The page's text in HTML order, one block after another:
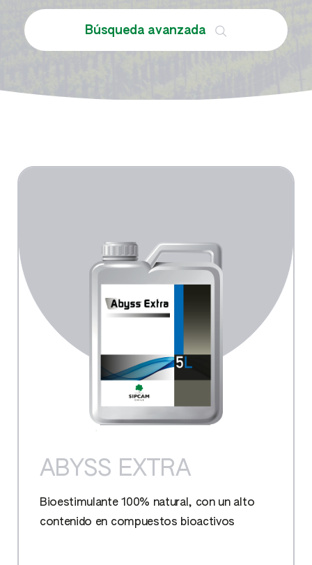
Búsqueda avanzada
ABYSS EXTRA
Bioestimulante 100% natural, con un alto
contenido en compuestos bioactivos